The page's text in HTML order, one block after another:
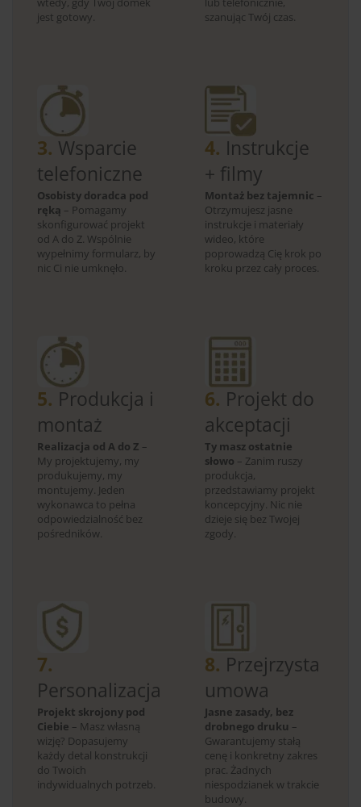
jest gotowy.
szanując Twój czas.
3. Wsparcie
telefoniczne
Osobisty doradca pod
ręką – Pomagamy
skonfigurować projekt
od A do Z. Wspólnie
wypełnimy formularz, by
nic Ci nie umknęło.
4. Instrukcje
+ filmy
Montaż bez tajemnic –
Otrzymujesz jasne
instrukcje i materiały
wideo, które
poprowadzą Cię krok po
kroku przez cały proces.
5. Produkcja i
montaż
Realizacja od A do Z –
My projektujemy, my
produkujemy, my
montujemy. Jeden
wykonawca to pełna
odpowiedzialność bez
pośredników.
6. Projekt do
akceptacji
Ty masz ostatnie
słowo – Zanim ruszy
produkcja,
przedstawiamy projekt
koncepcyjny. Nic nie
dzieje się bez Twojej
zgody.
7.
Personalizacja
Projekt skrojony pod
Ciebie – Masz własną
wizję? Dopasujemy
każdy detal konstrukcji
do Twoich
indywidualnych potrzeb.
8. Przejrzysta
umowa
Jasne zasady, bez
drobnego druku –
Gwarantujemy stałą
cenę i konkretny zakres
prac. Żadnych
niespodzianek w trakcie
budowy.